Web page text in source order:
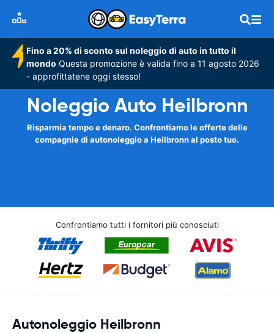
Fino a 20% di sconto sul noleggio di auto in tutto il
mondo Questa promozione è valida fino a 11 agosto 2026
- approfittatene oggi stesso!
Noleggio Auto Heilbronn
Risparmia tempo e denaro. Confrontiamo le offerte delle
compagnie di autonoleggio a Heilbronn al posto tuo.
Confrontiamo tutti i fornitori più conosciuti
Autonoleggio Heilbronn